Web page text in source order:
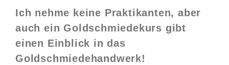
Ich nehme keine Praktikanten, aber
auch ein Goldschmiedekurs gibt
einen Einblick in das
Goldschmiedehandwerk!